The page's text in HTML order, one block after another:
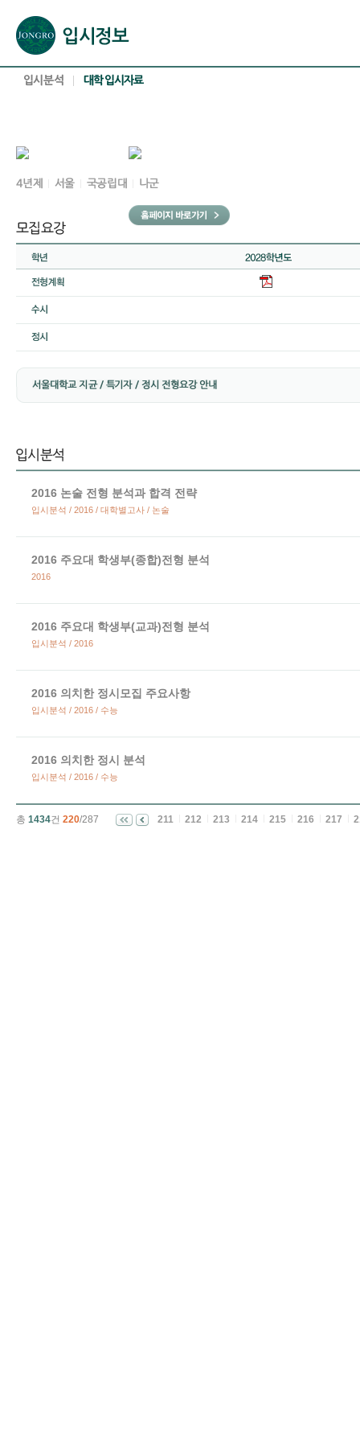
2016 논술 전형 분석과 합격 전략
입시분석 / 2016 / 대학별고사 / 논술
2016 주요대 학생부(종합)전형 분석
2016
2016 주요대 학생부(교과)전형 분석
입시분석 / 2016
2016 의치한 정시모집 주요사항
입시분석 / 2016 / 수능
2016 의치한 정시 분석
입시분석 / 2016 / 수능
총 1434건 220/287 211 212 213 214 215 216 217